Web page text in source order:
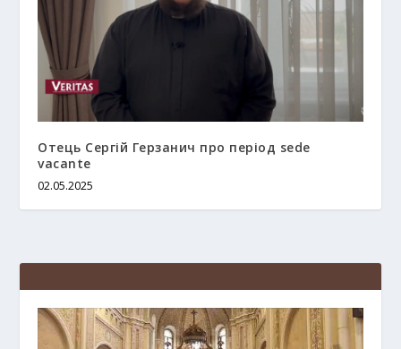
Отець Сергій Герзанич про період sede
vacante
02.05.2025